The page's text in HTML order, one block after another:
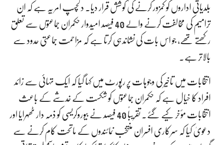
بلدیاتی اداروں کو کمزور کرنے کی کوشش قرار دیا۔ دلچسپ امر یہ ہے کہ ان
ترامیم کی مخالفت کرنے والے 40 فیصد امیدوار حکمران جماعتوں سے تعلق
رکھتے تھے، جو اس بات کی نشاندہی کرتا ہے کہ مزاحمت جماعتی حدود سے
بالاتر ہے۔
انتخابات میں تاخیر کی وجوہات پر رپورٹ میں کہا گیا کہ ایک تہائی سے زائد
افراد کا خیال ہے کہ حکمران جماعتوں کو شکست کے خدشے کے باعث
انتخابات مؤخر کیے گئے۔ تقریباً 40 فیصد نے بیوروکریسی کو ذمہ دار ٹھہرایا اور
دعویٰ کیا کہ سرکاری افسران منتخب نمائندوں کے ماتحت کام کرنے سے